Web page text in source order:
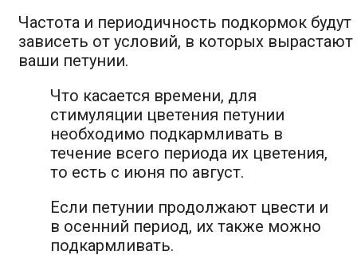
Частота и периодичность подкормок будут
зависеть от условий, в которых вырастают
ваши петунии.
Что касается времени, для
стимуляции цветения петунии
необходимо подкармливать в
течение всего периода их цветения,
то есть с июня по август.
Если петунии продолжают цвести и
в осенний период, их также можно
подкармливать.